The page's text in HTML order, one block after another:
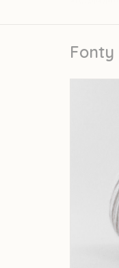
Fonty